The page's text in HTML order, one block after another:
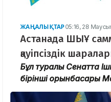
ЖАҢАЛЫҚТАР 05:16, 28
Астанада ШЫҰ
қауіпсіздік
Бұл туралы Сенатта
бірінші орынбасары